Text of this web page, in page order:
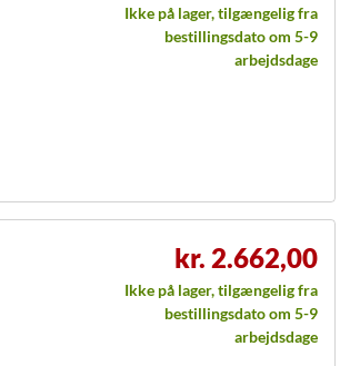
Ikke på lager, tilgængelig fra
bestillingsdato om 5-9
arbejdsdage
kr. 2.662,00
Ikke på lager, tilgængelig fra
bestillingsdato om 5-9
arbejdsdage